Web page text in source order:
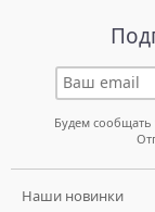
Будем сообщать
Наши новинки